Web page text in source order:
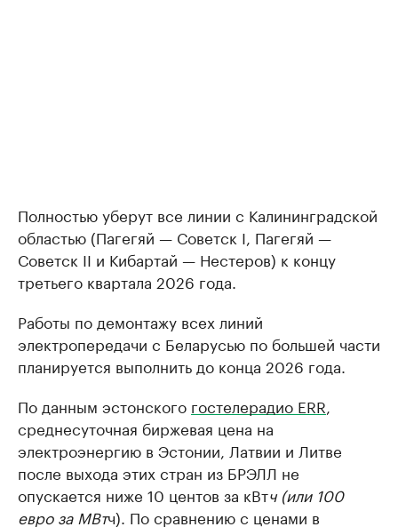
Полностью уберут все линии с Калининградской
областью (Пагегяй — Советск I, Пагегяй —
Советск II и Кибартай — Нестеров) к концу
третьего квартала 2026 года.
Работы по демонтажу всех линий
электропередачи с Беларусью по большей части
планируется выполнить до конца 2026 года.
По данным эстонского гостелерадио ERR
среднесуточная биржевая цена на
электроэнергию в Эстонии, Латвии и Литве
после выхода этих стран из БРЭЛЛ не
опускается ниже 10 центов за кВтч (или 100
евро за МВтч). По сравнению с ценами в